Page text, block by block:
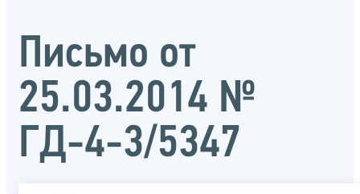
Письмо от
25.03.2014 №
ГД-4-3/5347